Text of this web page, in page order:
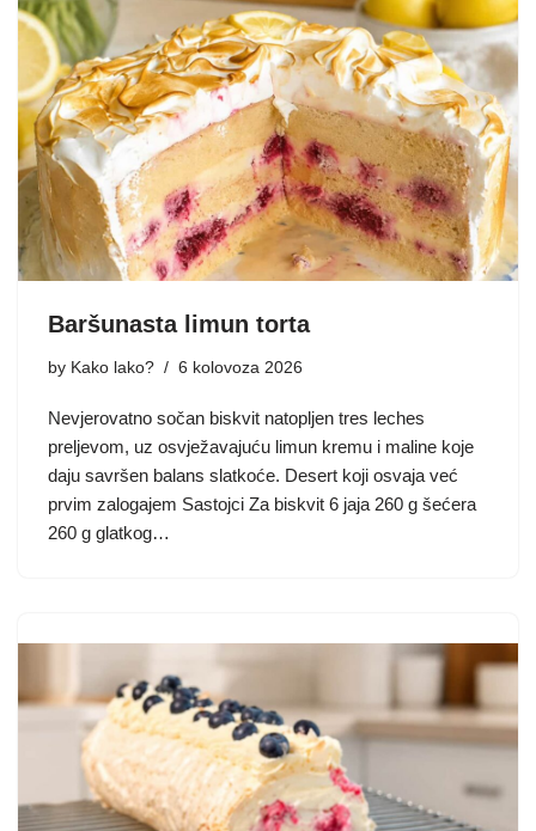
Baršunasta limun torta
by Kako lako? 6 kolovoza 2026
Nevjerovatno sočan biskvit natopljen tres leches
preljevom, uz osvježavajuću limun kremu i maline koje
daju savršen balans slatkoće. Desert koji osvaja već
prvim zalogajem Sastojci Za biskvit 6 jaja 260 g šećera
260 g glatkog…